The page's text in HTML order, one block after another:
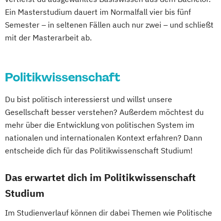
Erziehungswissenschaft
Ethik (Lehramt)
European Union Studies (EN)
Französisch (Lehramt)
Geschichte (Lehramt)
Geschichte
(Lehramt)
Gestaltung – Unterrichtsfach Technisches
Werken (Lehramt)
Gestaltung: Technik
Textil (Lehramt)
Human-Computer Interaction (EN)
(Lehramt)
Politikwissenschaft – Regieren und
Partizipation
Politikwissenschaft
Soziologie - Zugänge zur
Volkswirtschaft
Wirtschaftsinformatik
Wirtschaftswissenschaft
Wirtschaftswissenschaft für Ingenieur/-
innen und Naturwissenschaftler/-innen
Ein Masterstudium dauert im Normalfall vier bis fünf
Semester – in seltenen Fällen auch nur zwei – und schließt
mit der Masterarbeit ab.
Politikwissenschaft
Du bist politisch interessierst und willst unsere
Gesellschaft besser verstehen? Außerdem möchtest du
mehr über die Entwicklung von politischen System im
nationalen und internationalen Kontext erfahren? Dann
entscheide dich für das Politikwissenschaft Studium!
Das erwartet dich im Politikwissenschaft
Studium
Im Studienverlauf können dir dabei Themen wie Politische